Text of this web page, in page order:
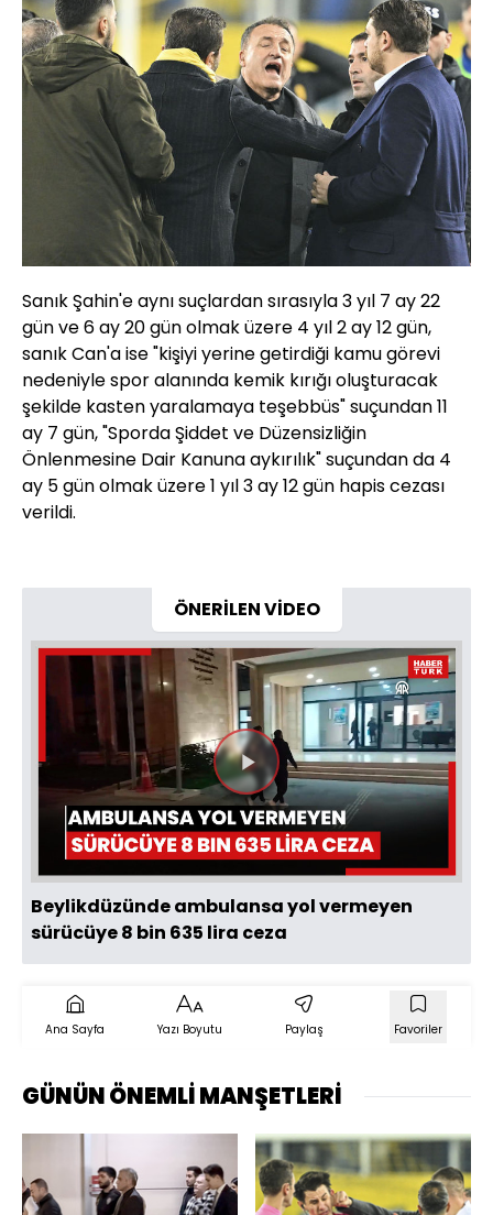
Sanık Şahin'e aynı suçlardan sırasıyla 3 yıl 7 ay 22
gün ve 6 ay 20 gün olmak üzere 4 yıl 2 ay 12 gün,
sanık Can'a ise "kişiyi yerine getirdiği kamu görevi
nedeniyle spor alanında kemik kırığı oluşturacak
şekilde kasten yaralamaya teşebbüs" suçundan 11
ay 7 gün, "Sporda Şiddet ve Düzensizliğin
Önlenmesine Dair Kanuna aykırılık" suçundan da 4
ay 5 gün olmak üzere 1 yıl 3 ay 12 gün hapis cezası
verildi.
ÖNERİLEN VİDEO
Videoyu
Oynat
Beylikdüzünde ambulansa yol vermeyen
sürücüye 8 bin 635 lira ceza
Ana Sayfa Yazı Boyutu Paylaş Favoriler
GÜNÜN ÖNEMLİ MANŞETLERİ